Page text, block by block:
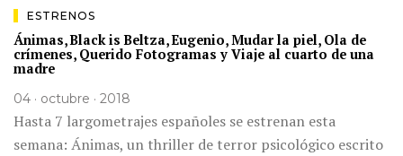
ESTRENOS
Ánimas, Black is Beltza, Eugenio, Mudar la piel, Ola de
crímenes, Querido Fotogramas y Viaje al cuarto de una
madre
04 · octubre · 2018
Hasta 7 largometrajes españoles se estrenan esta
semana: Ánimas, un thriller de terror psicológico escrito